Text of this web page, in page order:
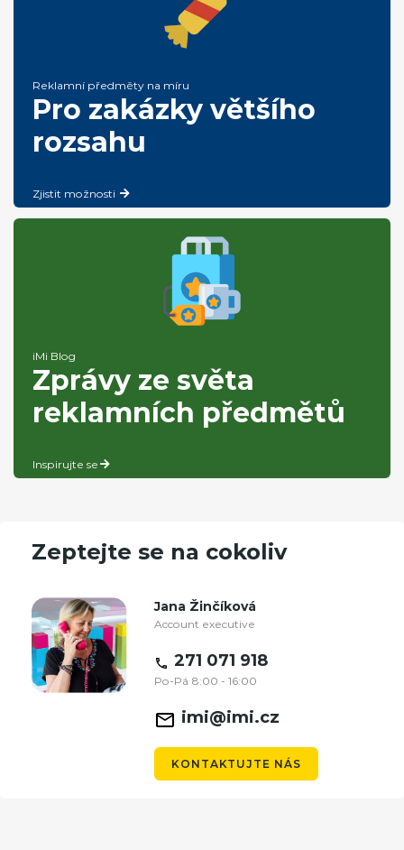
Reklamní předměty na míru
Pro zakázky většího
rozsahu
Zjistit možnosti
iMi Blog
Zprávy ze světa
reklamních předmětů
Inspirujte se
Zeptejte se na cokoliv
Jana Žinčíková
Account executive
271 071 918
Po-Pá 8:00 - 16:00
imi@imi.cz
KONTAKTUJTE NÁS